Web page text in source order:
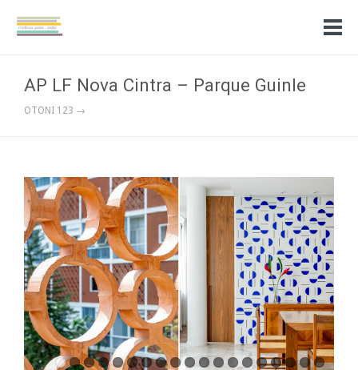
AP LF Nova Cintra – Parque Guinle
OTONI 123 →